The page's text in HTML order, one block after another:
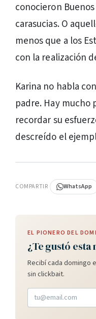
conocieron
carasucias. O
menos que a los
con la realización
Karina no habla
padre. Hay mucho
recordar su
descreído el
COMPARTIR WhatsApp
EL PIONERO DEL
¿Te gustó esta
Recibí cada domingo
sin clickbait.